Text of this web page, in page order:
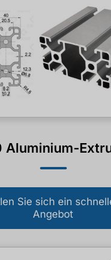
Aluminium-
Sie sich ein
Angebot